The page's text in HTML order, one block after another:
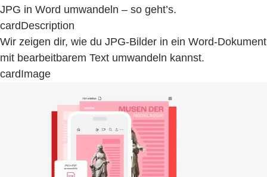
JPG in Word umwandeln – so geht’s.
cardDescription
Wir zeigen dir, wie du JPG-Bilder in ein Word-Dokument
mit bearbeitbarem Text umwandeln kannst.
cardImage